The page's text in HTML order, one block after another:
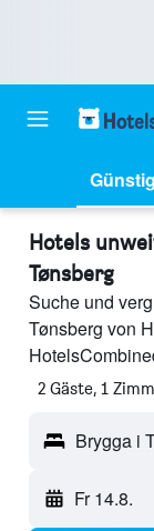
Hotels
Tønsberg
Suche und
Tønsberg von
2 Gäste, 1
Brygga i
Fr 14.8.